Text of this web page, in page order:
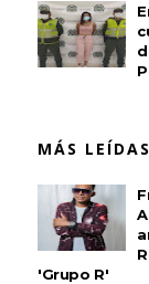
MÁS
'Grupo R'